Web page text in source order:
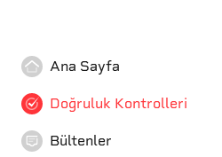
Ana Sayfa
Doğruluk Kontrolleri
Bültenler